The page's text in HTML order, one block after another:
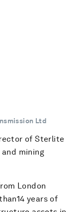
Ltd
of Sterlite
mining
London
years of